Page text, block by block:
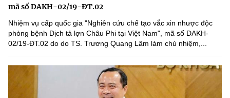
mã số DAKH-02/19-ĐT.02
Nhiệm vụ cấp quốc gia "Nghiên cứu chế tạo vắc xin nhược độc
phòng bệnh Dịch tả lợn Châu Phi tại Việt Nam", mã số DAKH-
02/19-ĐT.02 do do TS. Trương Quang Lâm làm chủ nhiệm,...